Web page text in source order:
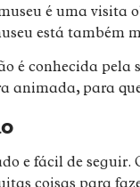
é uma visita
está também
é conhecida pela
animada, para
e fácil de